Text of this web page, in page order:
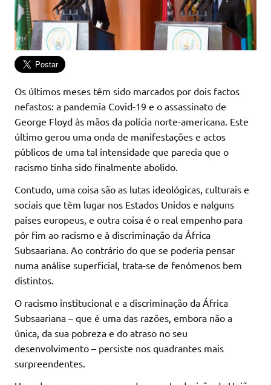
Os últimos meses têm sido marcados por dois factos
nefastos: a pandemia Covid-19 e o assassinato de
George Floyd às mãos da polícia norte-americana. Este
último gerou uma onda de manifestações e actos
públicos de uma tal intensidade que parecia que o
racismo tinha sido finalmente abolido.
Contudo, uma coisa são as lutas ideológicas, culturais e
sociais que têm lugar nos Estados Unidos e nalguns
países europeus, e outra coisa é o real empenho para
pôr fim ao racismo e à discriminação da África
Subsaariana. Ao contrário do que se poderia pensar
numa análise superficial, trata-se de fenómenos bem
distintos.
O racismo institucional e a discriminação da África
Subsaariana – que é uma das razões, embora não a
única, da sua pobreza e do atraso no seu
desenvolvimento – persiste nos quadrantes mais
surpreendentes.